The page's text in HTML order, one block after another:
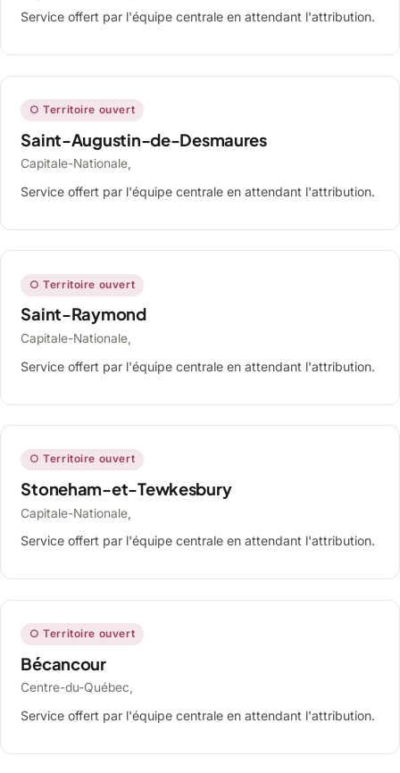
Service offert par l'équipe centrale en attendant l'attribution.
○ Territoire ouvert
Saint-Augustin-de-Desmaures
Capitale-Nationale,
Service offert par l'équipe centrale en attendant l'attribution.
○ Territoire ouvert
Saint-Raymond
Capitale-Nationale,
Service offert par l'équipe centrale en attendant l'attribution.
○ Territoire ouvert
Stoneham-et-Tewkesbury
Capitale-Nationale,
Service offert par l'équipe centrale en attendant l'attribution.
○ Territoire ouvert
Bécancour
Centre-du-Québec,
Service offert par l'équipe centrale en attendant l'attribution.